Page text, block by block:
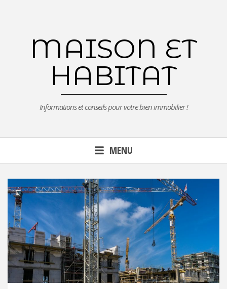
MAISON ET
HABITAT
Informations et conseils pour votre bien immobilier !
MENU